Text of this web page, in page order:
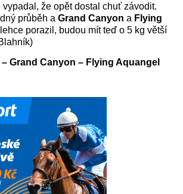
vypadal, že opět dostal chuť závodit.
průběh a Grand Canyon a Flying
porazil, budou mít teď o 5 kg větší
Grand Canyon – Flying Aquangel